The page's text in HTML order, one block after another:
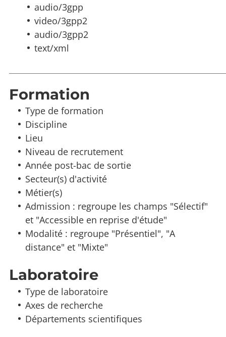
audio/3gpp
video/3gpp2
audio/3gpp2
text/xml
Formation
Type de formation
Discipline
Lieu
Niveau de recrutement
Année post-bac de sortie
Secteur(s) d'activité
Métier(s)
Admission : regroupe les champs "Sélectif"
et "Accessible en reprise d'étude"
Modalité : regroupe "Présentiel", "A
distance" et "Mixte"
Laboratoire
Type de laboratoire
Axes de recherche
Départements scientifiques